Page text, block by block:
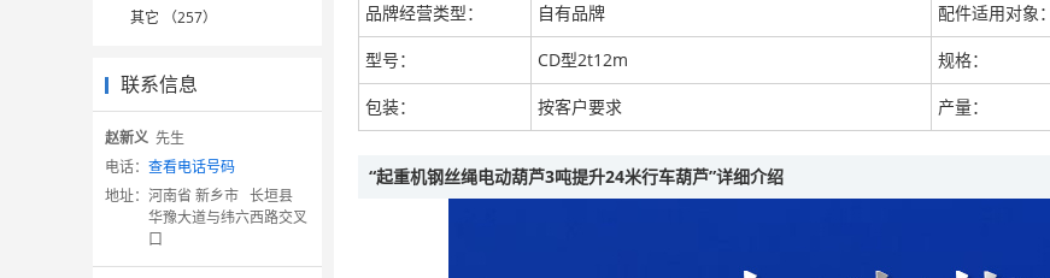
其它 （257）
联系信息
赵新义 先生
电话： 查看电话号码
地址： 河南省 新乡市 长垣县
华豫大道与纬六西路交叉
口
品牌经营类型： 自有品牌 配件适用对象：
型号： CD型2t12m 规格：
包装： 按客户要求 产量：
“起重机钢丝绳电动葫芦3吨提升24米行车葫芦”详细介绍